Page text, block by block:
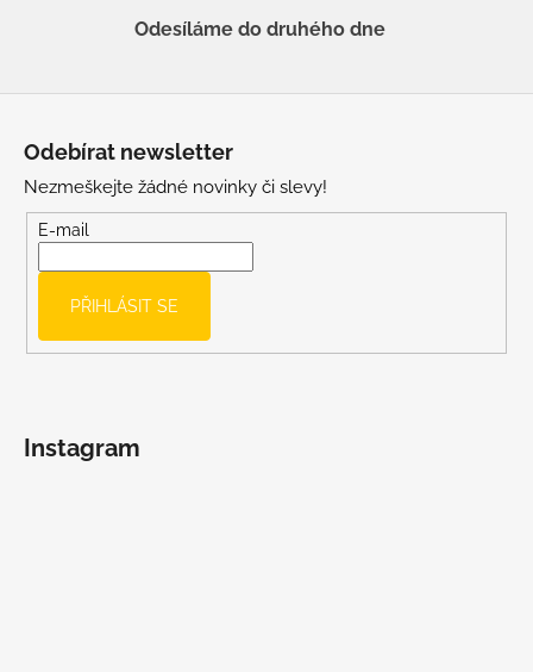
Odesíláme do druhého dne
Odebírat newsletter
Nezmeškejte žádné novinky či slevy!
E-mail
PŘIHLÁSIT SE
Instagram